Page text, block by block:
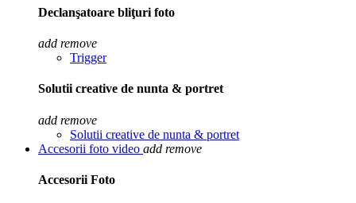
Declanşatoare bliţuri foto
add remove
Trigger
Solutii creative de nunta & portret
add remove
Solutii creative de nunta & portret
Accesorii foto video add remove
Accesorii Foto